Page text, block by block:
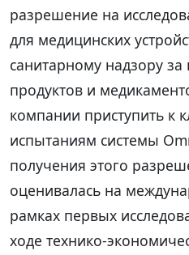
разрешение на
для медицинских
санитарному надзору
продуктов и
компании приступить к
испытаниям системы
получения этого
оценивалась на
рамках первых
ходе технико-